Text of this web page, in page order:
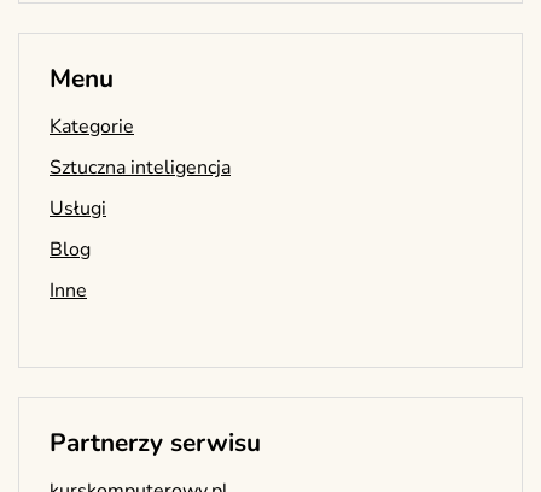
Menu
Kategorie
Sztuczna inteligencja
Usługi
Blog
Inne
Partnerzy serwisu